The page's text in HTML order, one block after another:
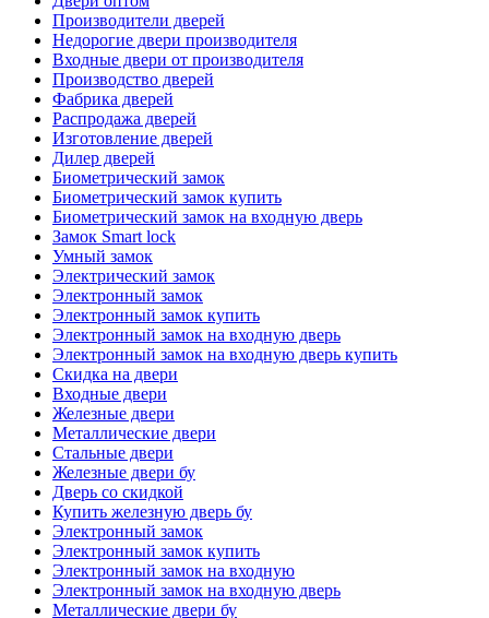
Производители дверей
Недорогие двери производителя
Входные двери от производителя
Производство дверей
Фабрика дверей
Распродажа дверей
Изготовление дверей
Дилер дверей
Биометрический замок
Биометрический замок купить
Биометрический замок на входную дверь
Замок Smart lock
Умный замок
Электрический замок
Электронный замок
Электронный замок купить
Электронный замок на входную дверь
Электронный замок на входную дверь купить
Скидка на двери
Входные двери
Железные двери
Металлические двери
Стальные двери
Железные двери бу
Дверь со скидкой
Купить железную дверь бу
Электронный замок
Электронный замок купить
Электронный замок на входную
Электронный замок на входную дверь
Металлические двери бу